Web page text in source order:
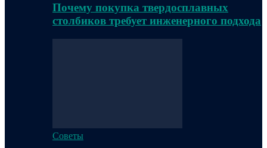
Почему покупка твердосплавных
столбиков требует инженерного подхода
Советы